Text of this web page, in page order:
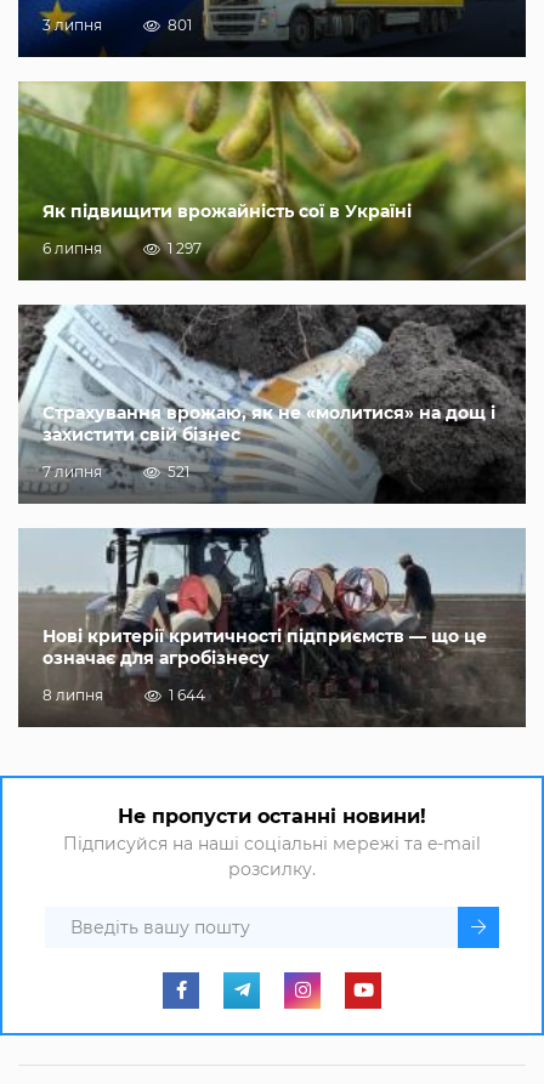
3 липня 801
Як підвищити врожайність сої в Україні
6 липня 1 297
Страхування врожаю, як не «молитися» на дощ і
захистити свій бізнес
7 липня 521
Нові критерії критичності підприємств — що це
означає для агробізнесу
8 липня 1 644
Не пропусти останні новини!
Підписуйся на наші соціальні мережі та e-mail
розсилку.